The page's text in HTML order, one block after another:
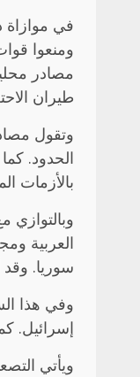
في موازاة
ومنعوا
مصادر
طيران
وتقول
الحدود.
بالأزمات
العربية
سوريا.
وفي هذا
إسرائيل.
ويأتي